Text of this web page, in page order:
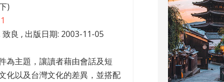
)
良 , 出版日期: 2003-11-05
為主題，讓讀者藉由會話及短
化以及台灣文化的差異，並搭配